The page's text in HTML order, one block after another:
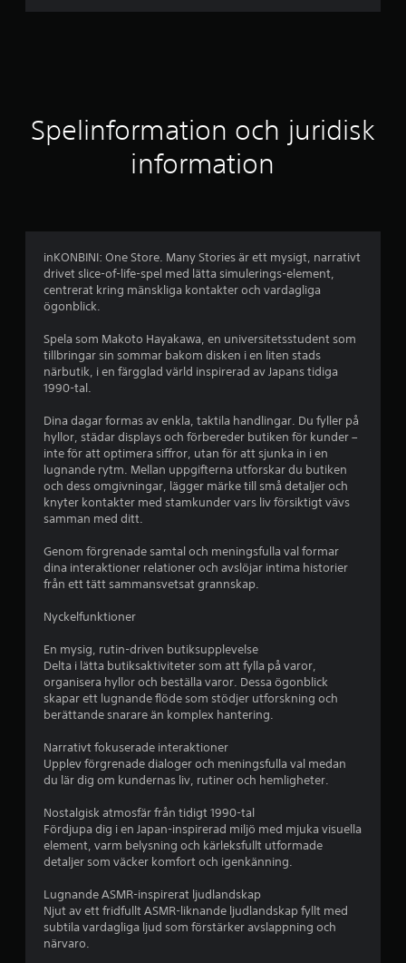
i
l
b
e
p
å
4
3
j
r
o
v
Spelinformation och juridisk
information
inKONBINI: One Store. Many Stories är ett mysigt, narrativt
drivet slice-of-life-spel med lätta simulerings-element,
centrerat kring mänskliga kontakter och vardagliga
ögonblick.
Spela som Makoto Hayakawa, en universitetsstudent som
tillbringar sin sommar bakom disken i en liten stads
närbutik, i en färgglad värld inspirerad av Japans tidiga
1990-tal.
Dina dagar formas av enkla, taktila handlingar. Du fyller på
hyllor, städar displays och förbereder butiken för kunder –
inte för att optimera siffror, utan för att sjunka in i en
lugnande rytm. Mellan uppgifterna utforskar du butiken
och dess omgivningar, lägger märke till små detaljer och
knyter kontakter med stamkunder vars liv försiktigt vävs
samman med ditt.
Genom förgrenade samtal och meningsfulla val formar
dina interaktioner relationer och avslöjar intima historier
från ett tätt sammansvetsat grannskap.
Nyckelfunktioner
En mysig, rutin-driven butiksupplevelse
Delta i lätta butiksaktiviteter som att fylla på varor,
organisera hyllor och beställa varor. Dessa ögonblick
skapar ett lugnande flöde som stödjer utforskning och
berättande snarare än komplex hantering.
Narrativt fokuserade interaktioner
Upplev förgrenade dialoger och meningsfulla val medan
du lär dig om kundernas liv, rutiner och hemligheter.
Nostalgisk atmosfär från tidigt 1990-tal
Fördjupa dig i en Japan-inspirerad miljö med mjuka visuella
element, varm belysning och kärleksfullt utformade
detaljer som väcker komfort och igenkänning.
Lugnande ASMR-inspirerat ljudlandskap
Njut av ett fridfullt ASMR-liknande ljudlandskap fyllt med
subtila vardagliga ljud som förstärker avslappning och
närvaro.